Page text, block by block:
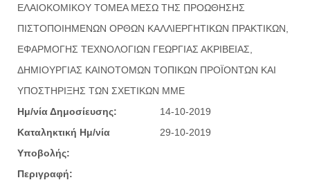
ΕΛΑΙΟΚΟΜΙΚΟΥ ΤΟΜΕΑ ΜΕΣΩ ΤΗΣ ΠΡΟΩΘΗΣΗΣ
ΠΙΣΤΟΠΟΙΗΜΕΝΩΝ ΟΡΘΩΝ ΚΑΛΛΙΕΡΓΗΤΙΚΩΝ ΠΡΑΚΤΙΚΩΝ,
ΕΦΑΡΜΟΓΗΣ ΤΕΧΝΟΛΟΓΙΩΝ ΓΕΩΡΓΙΑΣ ΑΚΡΙΒΕΙΑΣ,
ΔΗΜΙΟΥΡΓΙΑΣ ΚΑΙΝΟΤΟΜΩΝ ΤΟΠΙΚΩΝ ΠΡΟΪΟΝΤΩΝ ΚΑΙ
ΥΠΟΣΤΗΡΙΞΗΣ ΤΩΝ ΣΧΕΤΙΚΩΝ ΜΜΕ
Ημ/νία Δημοσίευσης:
14-10-2019
Καταληκτική Ημ/νία
Υποβολής:
29-10-2019
Περιγραφή: